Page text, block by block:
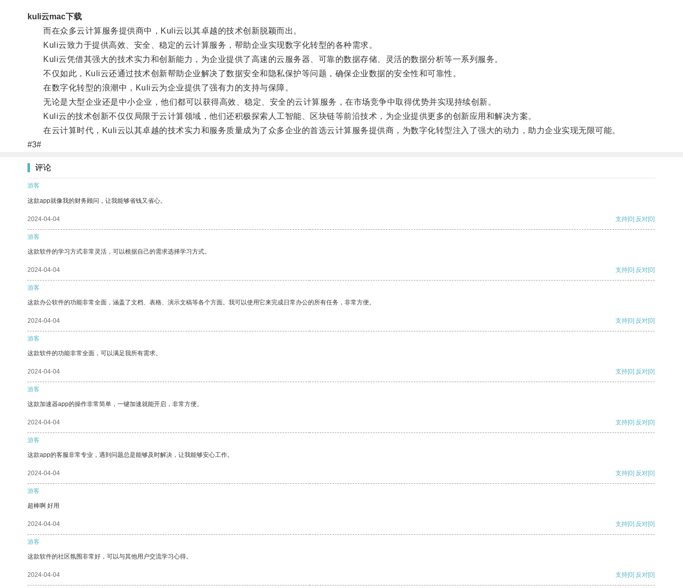
kuli云mac下载
而在众多云计算服务提供商中，Kuli云以其卓越的技术创新脱颖而出。
Kuli云致力于提供高效、安全、稳定的云计算服务，帮助企业实现数字化转型的各种需求。
Kuli云凭借其强大的技术实力和创新能力，为企业提供了高速的云服务器、可靠的数据存储、灵活的数据分析等一系列服务。
不仅如此，Kuli云还通过技术创新帮助企业解决了数据安全和隐私保护等问题，确保企业数据的安全性和可靠性。
在数字化转型的浪潮中，Kuli云为企业提供了强有力的支持与保障。
无论是大型企业还是中小企业，他们都可以获得高效、稳定、安全的云计算服务，在市场竞争中取得优势并实现持续创新。
Kuli云的技术创新不仅仅局限于云计算领域，他们还积极探索人工智能、区块链等前沿技术，为企业提供更多的创新应用和解决方案。
在云计算时代，Kuli云以其卓越的技术实力和服务质量成为了众多企业的首选云计算服务提供商，为数字化转型注入了强大的动力，助力企业实现无限可能。
#3#
评论
游客
这款app就像我的财务顾问，让我能够省钱又省心。
2024-04-04 支持[0] 反对[0]
游客
这款软件的学习方式非常灵活，可以根据自己的需求选择学习方式。
2024-04-04 支持[0] 反对[0]
游客
这款办公软件的功能非常全面，涵盖了文档、表格、演示文稿等各个方面。我可以使用它来完成日常办公的所有任务，非常方便。
2024-04-04 支持[0] 反对[0]
游客
这款软件的功能非常全面，可以满足我所有需求。
2024-04-04 支持[0] 反对[0]
游客
这款加速器app的操作非常简单，一键加速就能开启，非常方便。
2024-04-04 支持[0] 反对[0]
游客
这款app的客服非常专业，遇到问题总是能够及时解决，让我能够安心工作。
2024-04-04 支持[0] 反对[0]
游客
超棒啊 好用
2024-04-04 支持[0] 反对[0]
游客
这款软件的社区氛围非常好，可以与其他用户交流学习心得。
2024-04-04 支持[0] 反对[0]